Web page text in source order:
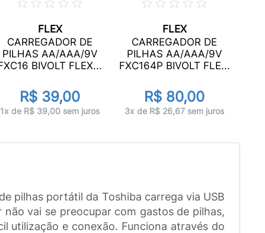
FLEX
CARREGADOR DE
PILHAS AA/AAA/9V
BIVOLT FLEX...
R$ 39,00
1x de R$ 39,00 sem juros
FLEX
CARREGADOR DE
PILHAS AA/AAA/9V
FXC164P BIVOLT FLE...
R$ 80,00
3x de R$ 26,67 sem juros
pilhas portátil da Toshiba carrega via USB
vai se preocupar com gastos de pilhas,
utilização e conexão. Funciona através do